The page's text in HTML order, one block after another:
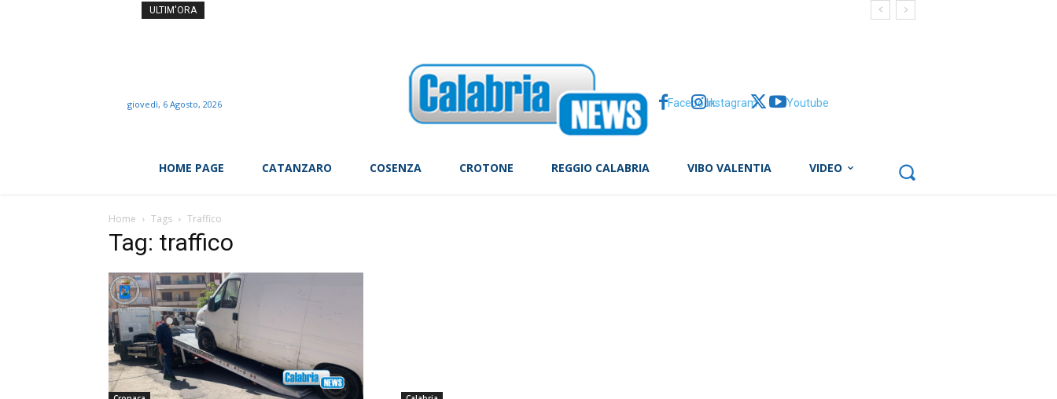
ULTIM'ORA
giovedì, 6 Agosto, 2026 FacebookInstagram X Youtube
HOME PAGE CATANZARO COSENZA CROTONE REGGIO CALABRIA VIBO VALENTIA VIDEO
Home Tags Traffico
Tag: traffico